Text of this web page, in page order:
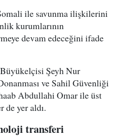
ile savunma ilişkilerini
kurumlarının
devam edeceğini ifade
Şeyh Nur
ve Sahil Güvenliği
Abdullahi Omar ile üst
yer aldı.
transferi